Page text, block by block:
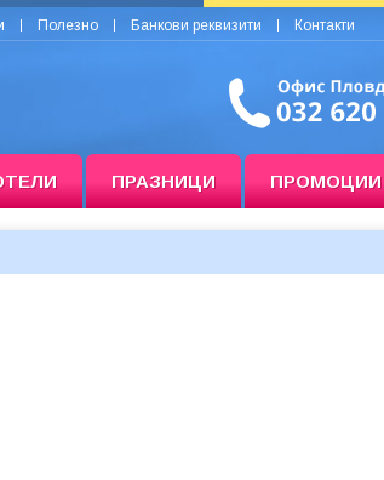
Полезно Банкови реквизити Контакти
ПРАЗНИЦИ ПРОМОЦИИ